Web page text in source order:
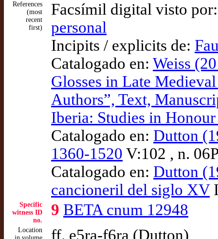
References
(most
recent
first)
Facsímil digital visto
personal
Incipits / explicits de:
Catalogado en: Weiss
Glosses in Late
Authors”, Text,
Iberia: Studies in
Catalogado en: Dutton
1360-1520 V:102 , n.
Catalogado en: Dutton
cancioneril del siglo XV
Specific
witness ID
no.
9 BETA cnum 12948
Location
ff. e5ra-f6ra (Dutton)